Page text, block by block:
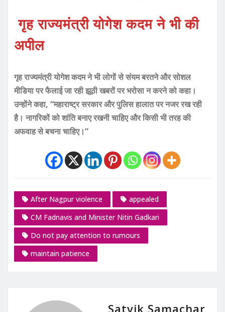
गृह राज्यमंत्री योगेश कदम ने भी की
अपील
गृह राज्यमंत्री योगेश कदम ने भी लोगों से संयम बरतने और सोशल
मीडिया पर फैलाई जा रही झूठी खबरों पर भरोसा न करने को कहा।
उन्होंने कहा, “महाराष्ट्र सरकार और पुलिस हालात पर नजर रख रही
है। नागरिकों को शांति बनाए रखनी चाहिए और किसी भी तरह की
अफवाह से बचना चाहिए।”
After Nagpur violence
appealed
CM Fadnavis and Minister Nitin Gadkari
Do not pay attention to rumours
maintain patience
Satvik Samachar